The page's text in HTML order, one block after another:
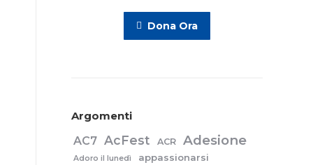
Dona Ora
Argomenti
AC7 AcFest ACR Adesione
Adoro il lunedì appassionarsi